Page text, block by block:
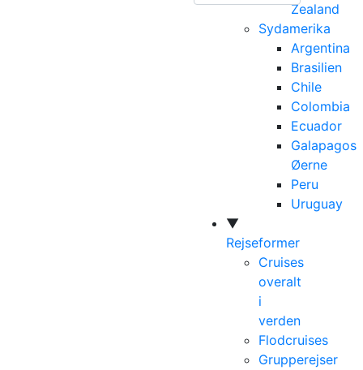
Zealand
Sydamerika
Argentina
Brasilien
Chile
Colombia
Ecuador
Galapagos
Øerne
Peru
Uruguay
▼
Rejseformer
Cruises
overalt
i
verden
Flodcruises
Grupperejser